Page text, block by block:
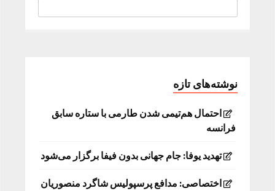
نوشته‌های تازه
احتمال هم‌تیمی شدن طارمی با ستاره سابق
فرانسه
تهدید یوفا: جام جهانی بدون فیفا برگزار می‌شود
اختصاصی: مدافع پرسپولیس شاگرد منصوریان